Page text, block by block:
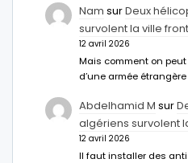
Nam surDeux
survolent la ville
12 avril 2026
Mais comment on
d’une armée
Abdelhamid M sur
algériens survolent
12 avril 2026
Il faut installer des